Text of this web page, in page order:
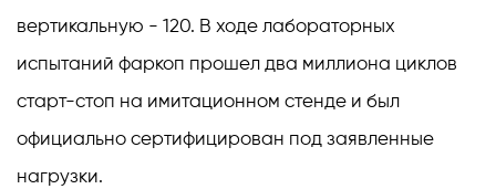
вертикальную - 120. В ходе лабораторных
испытаний фаркоп прошел два миллиона циклов
старт-стоп на имитационном стенде и был
официально сертифицирован под заявленные
нагрузки.